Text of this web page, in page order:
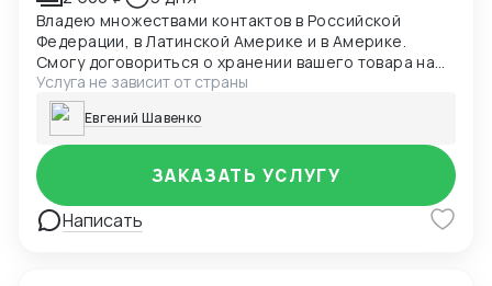
Владею множествами контактов в Российской
Федерации, в Латинской Америке и в Америке.
Смогу договориться о хранении вашего товара на
складе временного хранения. Также склады
выполняют функцию промежуточную с
маркетплейсами, по доставке, обработке и
хранению товара.
Услуга не зависит от страны
Евгений Шавенко
Написать
ЗАКАЗАТЬ УСЛУГУ